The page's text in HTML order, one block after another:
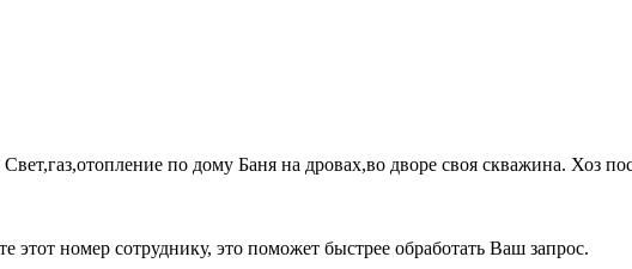
по дому Баня на дровах,во дворе своя скважина. Хоз
номер сотруднику, это поможет быстрее обработать Ваш запрос.